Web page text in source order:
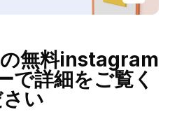
無料instagram
で詳細をご覧く
い